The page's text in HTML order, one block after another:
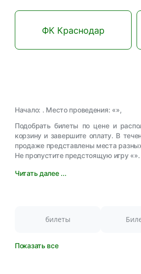
ФК Краснодар
Начало: . Место проведения: «»,
Подобрать билеты по цене и
корзину и завершите оплату. В
продаже представлены места
Не пропустите предстоящую игру
Читать далее ...
билеты
Показать все